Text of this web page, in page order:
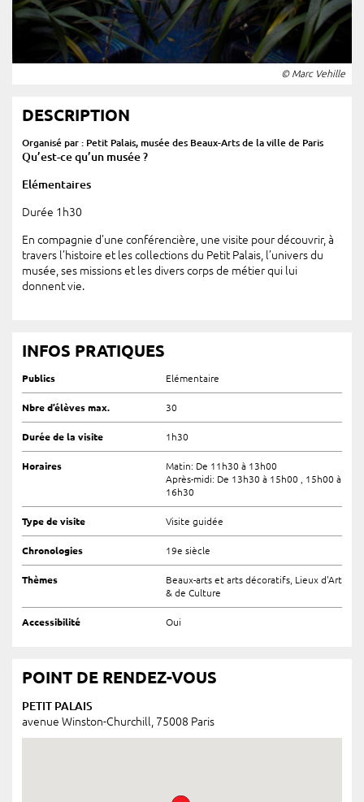
© Marc Vehille
DESCRIPTION
Organisé par : Petit Palais, musée des Beaux-Arts de la ville de Paris
Qu’est-ce qu’un musée ?
Elémentaires
Durée 1h30
En compagnie d’une conférencière, une visite pour découvrir, à
travers l’histoire et les collections du Petit Palais, l’univers du
musée, ses missions et les divers corps de métier qui lui
donnent vie.
INFOS PRATIQUES
Publics Elémentaire
Nbre d’élèves max. 30
Durée de la visite 1h30
Horaires
Matin: De 11h30 à 13h00
Après-midi: De 13h30 à 15h00 , 15h00 à
16h30
Type de visite Visite guidée
Chronologies 19e siècle
Thèmes
Beaux-arts et arts décoratifs, Lieux d'Art
& de Culture
Accessibilité Oui
POINT DE RENDEZ-VOUS
PETIT PALAIS
avenue Winston-Churchill, 75008 Paris